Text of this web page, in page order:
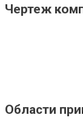
Чертеж
Области